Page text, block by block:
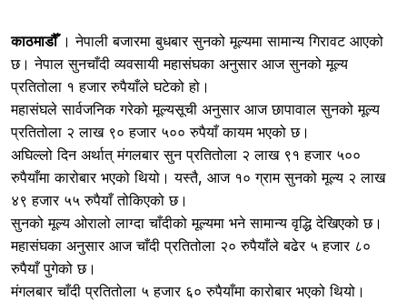
काठमाडौँ । नेपाली बजारमा बुधबार सुनको मूल्यमा सामान्य गिरावट आएको
छ। नेपाल सुनचाँदी व्यवसायी महासंघका अनुसार आज सुनको मूल्य
प्रतितोला १ हजार रुपैयाँले घटेको हो।
महासंघले सार्वजनिक गरेको मूल्यसूची अनुसार आज छापावाल सुनको मूल्य
प्रतितोला २ लाख ९० हजार ५०० रुपैयाँ कायम भएको छ।
अघिल्लो दिन अर्थात् मंगलबार सुन प्रतितोला २ लाख ९१ हजार ५००
रुपैयाँमा कारोबार भएको थियो। यस्तै, आज १० ग्राम सुनको मूल्य २ लाख
४९ हजार ५५ रुपैयाँ तोकिएको छ।
सुनको मूल्य ओरालो लाग्दा चाँदीको मूल्यमा भने सामान्य वृद्धि देखिएको छ।
महासंघका अनुसार आज चाँदी प्रतितोला २० रुपैयाँले बढेर ५ हजार ८०
रुपैयाँ पुगेको छ।
मंगलबार चाँदी प्रतितोला ५ हजार ६० रुपैयाँमा कारोबार भएको थियो।